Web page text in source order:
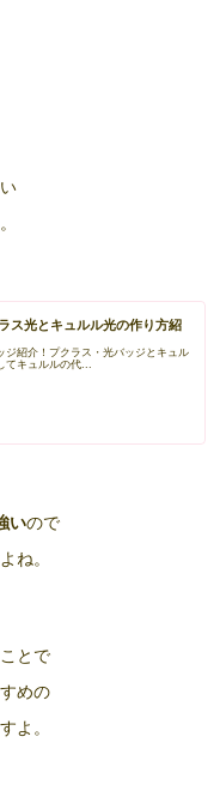
ス光とキュルル光の作り方紹
ジ紹介！プクラス・光バッジとキュル
てキュルルの代...
いので
ね。
とで
めの
よ。